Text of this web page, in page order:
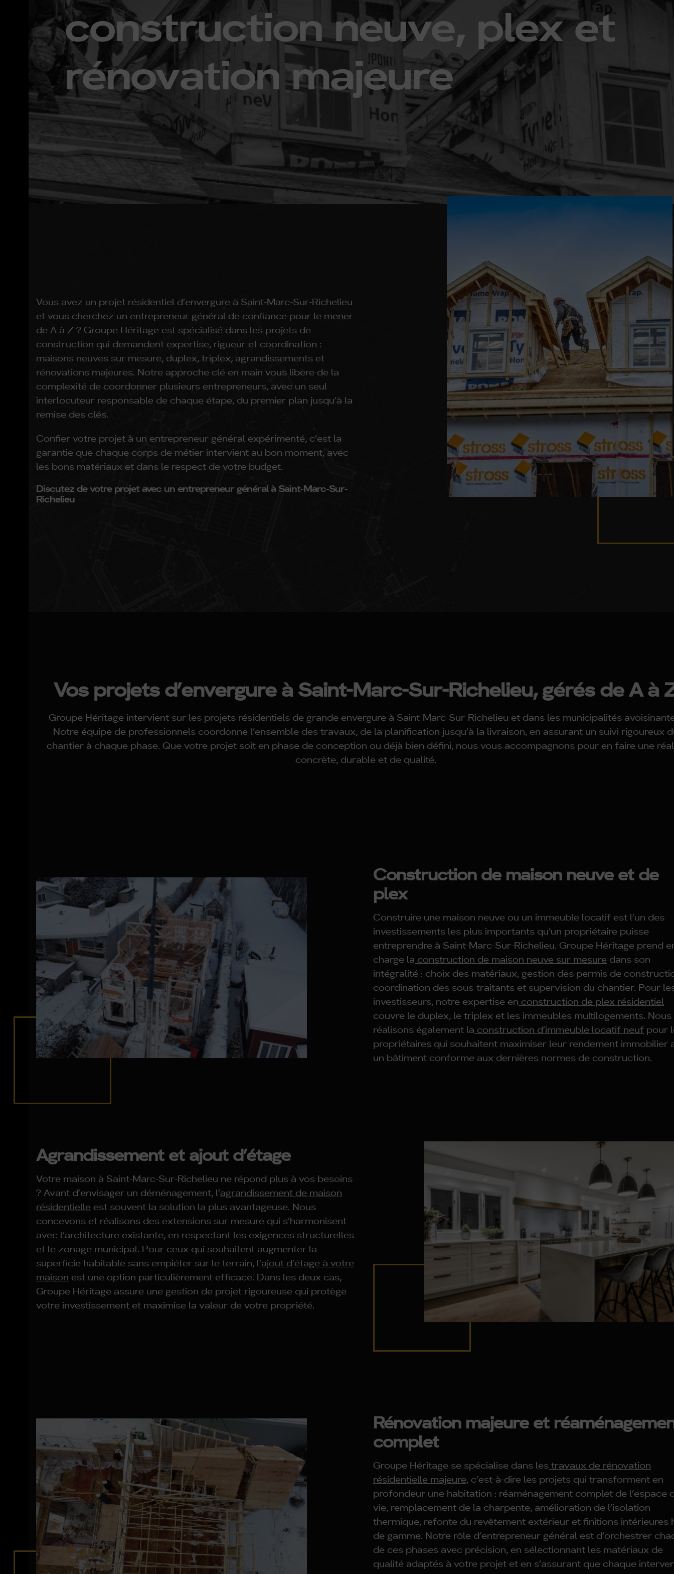
construction neuve, plex et
rénovation majeure
Vous avez un projet résidentiel d’envergure à Saint-Marc-Sur-Richelieu
et vous cherchez un entrepreneur général de confiance pour le mener
de A à Z ? Groupe Héritage est spécialisé dans les projets de
construction qui demandent expertise, rigueur et coordination :
maisons neuves sur mesure, duplex, triplex, agrandissements et
rénovations majeures. Notre approche clé en main vous libère de la
complexité de coordonner plusieurs entrepreneurs, avec un seul
interlocuteur responsable de chaque étape, du premier plan jusqu’à la
remise des clés.
Confier votre projet à un entrepreneur général expérimenté, c’est la
garantie que chaque corps de métier intervient au bon moment, avec
les bons matériaux et dans le respect de votre budget.
Discutez de votre projet avec un entrepreneur général à Saint-Marc-Sur-
Richelieu
Vos projets d’envergure à Saint-Marc-Sur-Richelieu, gérés de A à
Groupe Héritage intervient sur les projets résidentiels de grande envergure à Saint-Marc-Sur-Richelieu et dans les municipalités
Notre équipe de professionnels coordonne l’ensemble des travaux, de la planification jusqu’à la livraison, en assurant un suivi rigoureux
chantier à chaque phase. Que votre projet soit en phase de conception ou déjà bien défini, nous vous accompagnons pour en faire une
concrète, durable et de qualité.
Construction de maison neuve et de
plex
Construire une maison neuve ou un immeuble locatif est l’un des
investissements les plus importants qu’un propriétaire puisse
entreprendre à Saint-Marc-Sur-Richelieu. Groupe Héritage prend
charge la construction de maison neuve sur mesure dans son
intégralité : choix des matériaux, gestion des permis de
coordination des sous-traitants et supervision du chantier. Pour
investisseurs, notre expertise en construction de plex résidentiel
couvre le duplex, le triplex et les immeubles multilogements. Nous
réalisons également la construction d’immeuble locatif neuf pour
propriétaires qui souhaitent maximiser leur rendement immobilier
un bâtiment conforme aux dernières normes de construction.
Agrandissement et ajout d’étage
Votre maison à Saint-Marc-Sur-Richelieu ne répond plus à vos besoins
? Avant d’envisager un déménagement, l’agrandissement de maison
résidentielle est souvent la solution la plus avantageuse. Nous
concevons et réalisons des extensions sur mesure qui s’harmonisent
avec l’architecture existante, en respectant les exigences structurelles
et le zonage municipal. Pour ceux qui souhaitent augmenter la
superficie habitable sans empiéter sur le terrain, l’ajout d’étage à votre
maison est une option particulièrement efficace. Dans les deux cas,
Groupe Héritage assure une gestion de projet rigoureuse qui protège
votre investissement et maximise la valeur de votre propriété.
Rénovation majeure et
complet
Groupe Héritage se spécialise dans lestravaux de rénovation
résidentielle majeure, c’est-à-dire les projets qui transforment en
profondeur une habitation : réaménagement complet de l’espace
vie, remplacement de la charpente, amélioration de l’isolation
thermique, refonte du revêtement extérieur et finitions intérieures
de gamme. Notre rôle d’entrepreneur général est d’orchestrer
de ces phases avec précision, en sélectionnant les matériaux de
qualité adaptés à votre projet et en s’assurant que chaque